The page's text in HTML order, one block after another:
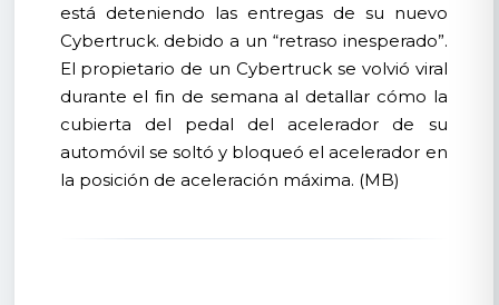
está deteniendo las entregas de su nuevo
Cybertruck. debido a un “retraso inesperado”.
El propietario de un Cybertruck se volvió viral
durante el fin de semana al detallar cómo la
cubierta del pedal del acelerador de su
automóvil se soltó y bloqueó el acelerador en
la posición de aceleración máxima. (MB)